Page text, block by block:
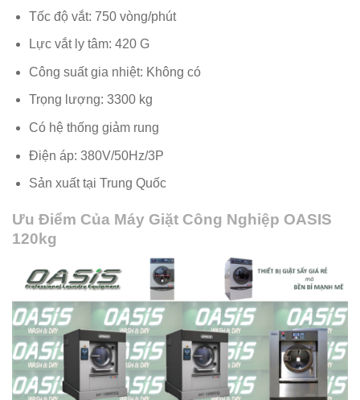
Tốc độ vắt: 750 vòng/phút
Lực vắt ly tâm: 420 G
Công suất gia nhiệt: Không có
Trọng lượng: 3300 kg
Có hệ thống giảm rung
Điện áp: 380V/50Hz/3P
Sản xuất tại Trung Quốc
Ưu Điểm Của Máy Giặt Công Nghiệp OASIS
120kg